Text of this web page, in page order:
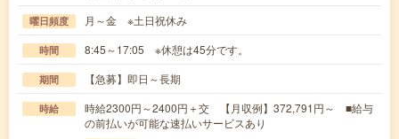
曜日頻度 月～金 ※土日祝休み
時間 8:45～17:05 ※休憩は45分です。
期間 【急募】即日～長期
時給
時給2300円～2400円＋交 【月収例】372,791円～ ■給与
の前払いが可能な速払いサービスあり